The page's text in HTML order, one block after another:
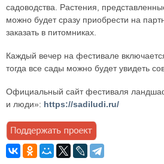
садоводства. Растения,
можно будет сразу приобрести на
заказать в питомниках.
Каждый вечер на фестивале
тогда все сады можно будет увидеть
Официальный сайт фестиваля
и люди»: https://sadiludi.ru/